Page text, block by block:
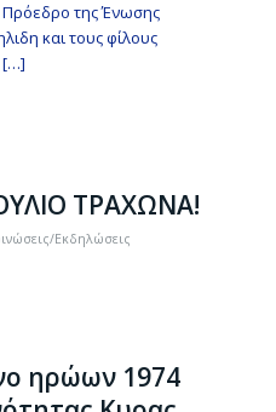
Πρόεδρο της Ένωσης
και τους φίλους
[…]
ΤΡΑΧΩΝΑ!
Εκδηλώσεις
ηρώων 1974